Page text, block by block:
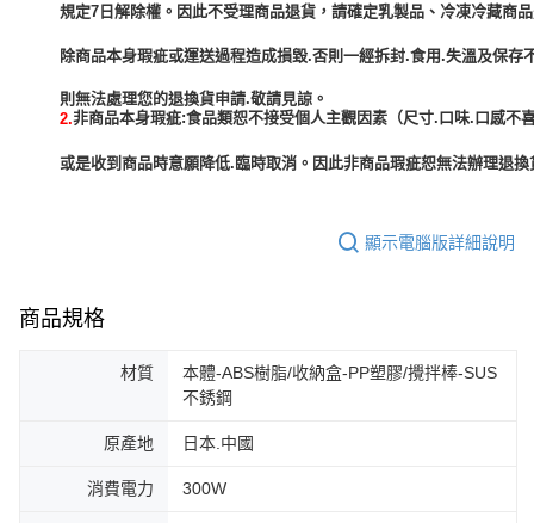
規定7日解除權。因此不受理商品退貨，請確定乳製品、冷凍冷藏商
除商品本身瑕疵或運送過程造成損毀.否則一經拆封.食用.失溫及保存
2.非商品本身瑕疵:食品類恕不接受個人主觀因素（尺寸.口味.口感不
或是收到商品時意願降低.臨時取消。因此非商品瑕疵恕無法辦理退
顯示電腦版詳細說明
商品規格
材質
本體-ABS樹脂/收納盒-PP塑膠/攪拌棒-SUS
不銹鋼
原產地 日本.中國
消費電力 300W